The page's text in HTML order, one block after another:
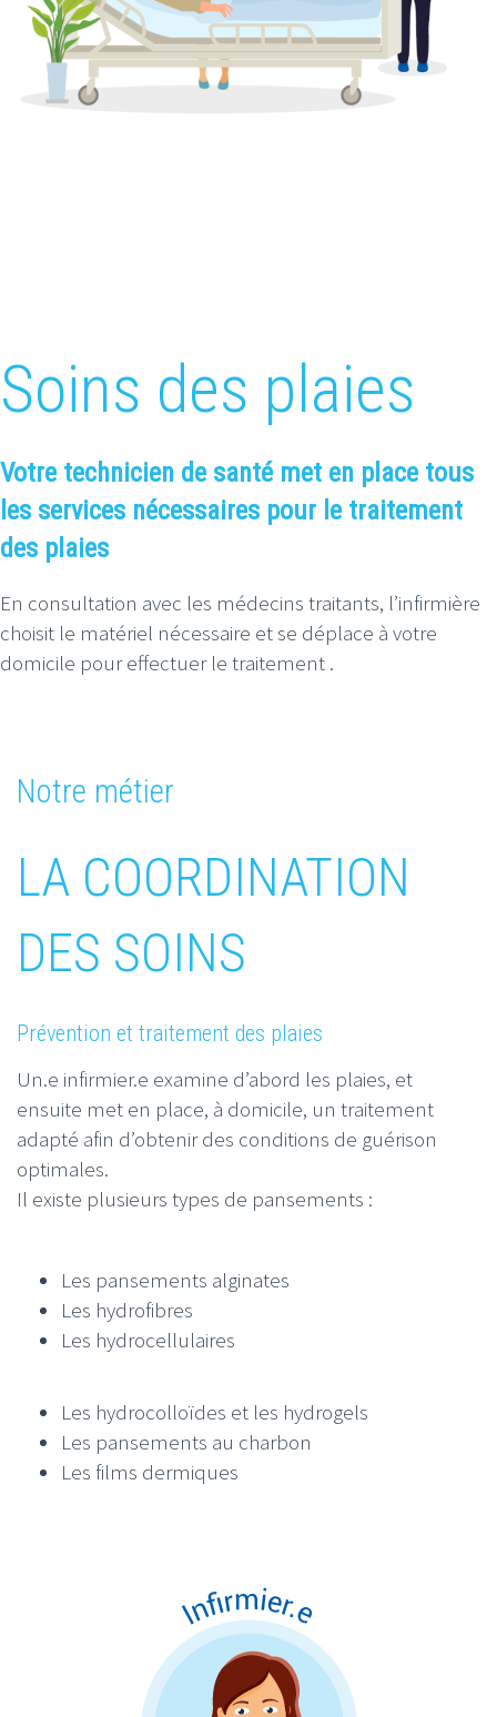
Soins des plaies
Votre technicien de santé met en place tous
les services nécessaires pour le traitement
des plaies
En consultation avec les médecins traitants, l’infirmière
choisit le matériel nécessaire et se déplace à votre
domicile pour effectuer le traitement .
Notre métier
LA COORDINATION
DES SOINS
Prévention et traitement des plaies
Un.e infirmier.e examine d’abord les plaies, et
ensuite met en place, à domicile, un traitement
adapté afin d’obtenir des conditions de guérison
optimales.
Il existe plusieurs types de pansements :
Les pansements alginates
Les hydrofibres
Les hydrocellulaires
Les hydrocolloïdes et les hydrogels
Les pansements au charbon
Les films dermiques